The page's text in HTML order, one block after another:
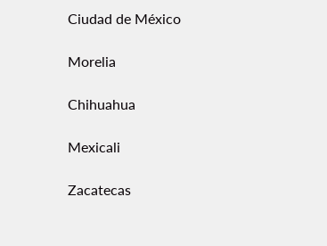
Ciudad de México
Morelia
Chihuahua
Mexicali
Zacatecas